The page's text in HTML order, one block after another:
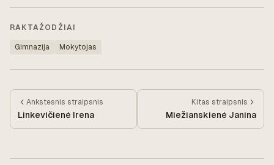
RAKTAŽODŽIAI
Gimnazija Mokytojas
Ankstesnis straipsnis
Linkevičienė Irena
Kitas straipsnis
Miežianskienė Janina